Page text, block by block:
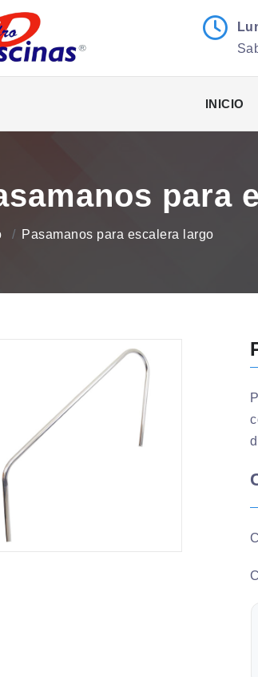
INICIO
para
Pasamanos para escalera largo